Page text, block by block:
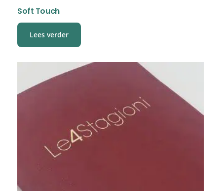
Soft Touch
Lees verder